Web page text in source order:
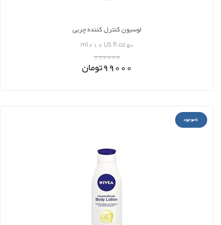
لوسیون کنترل کننده چربی
50 ml / 1.7 US fl oz
110000
99000تومان
ناموجود